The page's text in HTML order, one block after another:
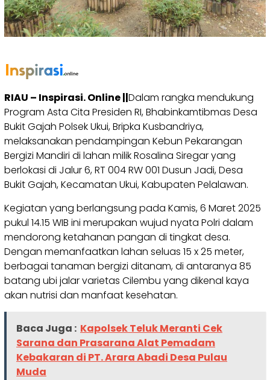
RIAU – Inspirasi. Online ||Dalam rangka mendukung
Program Asta Cita Presiden RI, Bhabinkamtibmas Desa
Bukit Gajah Polsek Ukui, Bripka Kusbandriya,
melaksanakan pendampingan Kebun Pekarangan
Bergizi Mandiri di lahan milik Rosalina Siregar yang
berlokasi di Jalur 6, RT 004 RW 001 Dusun Jadi, Desa
Bukit Gajah, Kecamatan Ukui, Kabupaten Pelalawan.
Kegiatan yang berlangsung pada Kamis, 6 Maret 2025
pukul 14.15 WIB ini merupakan wujud nyata Polri dalam
mendorong ketahanan pangan di tingkat desa.
Dengan memanfaatkan lahan seluas 15 x 25 meter,
berbagai tanaman bergizi ditanam, di antaranya 85
batang ubi jalar varietas Cilembu yang dikenal kaya
akan nutrisi dan manfaat kesehatan.
Baca Juga : Kapolsek Teluk Meranti Cek
Sarana dan Prasarana Alat Pemadam
Kebakaran di PT. Arara Abadi Desa Pulau
Muda